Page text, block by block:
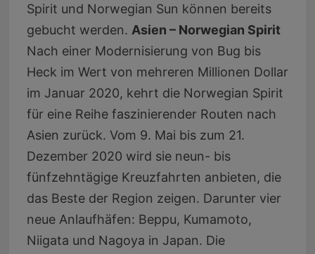
Spirit und Norwegian Sun können bereits
gebucht werden. Asien – Norwegian Spirit
Nach einer Modernisierung von Bug bis
Heck im Wert von mehreren Millionen Dollar
im Januar 2020, kehrt die Norwegian Spirit
für eine Reihe faszinierender Routen nach
Asien zurück. Vom 9. Mai bis zum 21.
Dezember 2020 wird sie neun- bis
fünfzehntägige Kreuzfahrten anbieten, die
das Beste der Region zeigen. Darunter vier
neue Anlaufhäfen: Beppu, Kumamoto,
Niigata und Nagoya in Japan. Die